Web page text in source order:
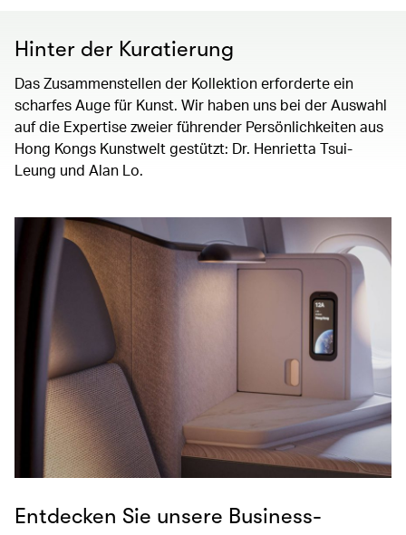
Hinter der Kuratierung
Das Zusammenstellen der Kollektion erforderte ein
scharfes Auge für Kunst. Wir haben uns bei der Auswahl
auf die Expertise zweier führender Persönlichkeiten aus
Hong Kongs Kunstwelt gestützt: Dr. Henrietta Tsui-
Leung und Alan Lo.
Entdecken Sie unsere Business-